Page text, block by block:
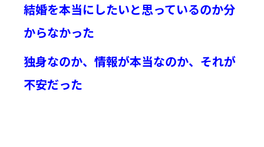
結婚を本当にしたいと思っているのか分
からなかった
独身なのか、情報が本当なのか、それが
不安だった